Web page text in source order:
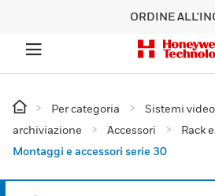
ORDINE
Per categoria Sistemi video
archiviazione
Accessori
Rack
Montaggi e accessori serie 30